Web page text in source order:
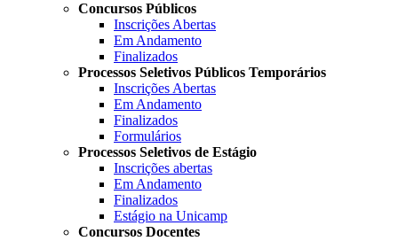
Concursos Públicos
Inscrições Abertas
Em Andamento
Finalizados
Processos Seletivos Públicos Temporários
Inscrições Abertas
Em Andamento
Finalizados
Formulários
Processos Seletivos de Estágio
Inscrições abertas
Em Andamento
Finalizados
Estágio na Unicamp
Concursos Docentes